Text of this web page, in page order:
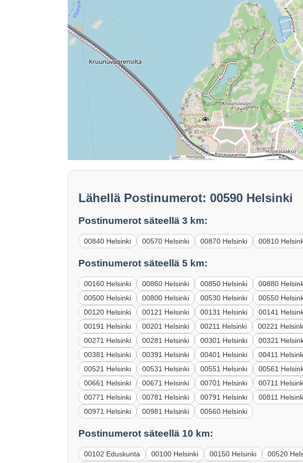
Lähellä Postinumerot: 00590 Helsinki
Postinumerot säteellä 3 km:
00840 Helsinki 00570 Helsinki 00870 Helsinki 00810
Postinumerot säteellä 5 km:
00160 Helsinki 00860 Helsinki 00850 Helsinki 00880
00500 Helsinki
00800 Helsinki 00530 Helsinki 00550
00120 Helsinki
00121 Helsinki 00131 Helsinki 00141
00191 Helsinki
00201 Helsinki 00211 Helsinki 00221
00271 Helsinki
00281 Helsinki 00301 Helsinki 00321
00381 Helsinki
00391 Helsinki 00401 Helsinki 00411
00521 Helsinki
00531 Helsinki 00551 Helsinki 00561
00661 Helsinki
00671 Helsinki 00701 Helsinki 00711
00771 Helsinki
00781 Helsinki 00791 Helsinki 00811
00971 Helsinki
00981 Helsinki 00560 Helsinki
Postinumerot säteellä 10 km:
00102 Eduskunta 00100 Helsinki 00150 Helsinki 00520